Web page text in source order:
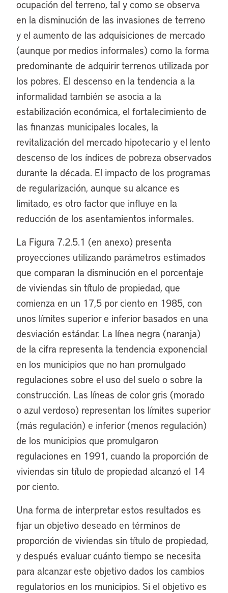
ocupación del terreno, tal y como se observa
en la disminución de las invasiones de terreno
y el aumento de las adquisiciones de mercado
(aunque por medios informales) como la forma
predominante de adquirir terrenos utilizada por
los pobres. El descenso en la tendencia a la
informalidad también se asocia a la
estabilización económica, el fortalecimiento de
las finanzas municipales locales, la
revitalización del mercado hipotecario y el lento
descenso de los índices de pobreza observados
durante la década. El impacto de los programas
de regularización, aunque su alcance es
limitado, es otro factor que influye en la
reducción de los asentamientos informales.
La Figura 7.2.5.1 (en anexo) presenta
proyecciones utilizando parámetros estimados
que comparan la disminución en el porcentaje
de viviendas sin título de propiedad, que
comienza en un 17,5 por ciento en 1985, con
unos límites superior e inferior basados en una
desviación estándar. La línea negra (naranja)
de la cifra representa la tendencia exponencial
en los municipios que no han promulgado
regulaciones sobre el uso del suelo o sobre la
construcción. Las líneas de color gris (morado
o azul verdoso) representan los límites superior
(más regulación) e inferior (menos regulación)
de los municipios que promulgaron
regulaciones en 1991, cuando la proporción de
viviendas sin título de propiedad alcanzó el 14
por ciento.
Una forma de interpretar estos resultados es
fijar un objetivo deseado en términos de
proporción de viviendas sin título de propiedad,
y después evaluar cuánto tiempo se necesita
para alcanzar este objetivo dados los cambios
regulatorios en los municipios. Si el objetivo es